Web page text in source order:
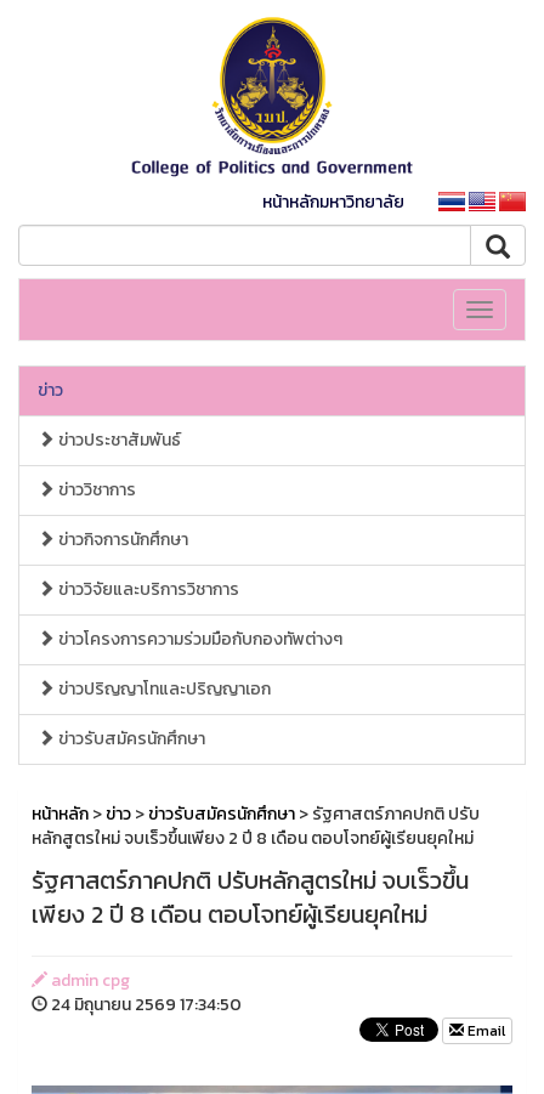
หน้าหลักมหาวิทยาลัย
Toggle
ข่าว
ข่าวประชาสัมพันธ์
ข่าววิชาการ
ข่าวกิจการนักศึกษา
ข่าววิจัยและบริการวิชาการ
ข่าวโครงการความร่วมมือกับกองทัพต่างๆ
ข่าวปริญญาโทและปริญญาเอก
ข่าวรับสมัครนักศึกษา
หน้าหลัก>ข่าว>ข่าวรับสมัครนักศึกษา> รัฐศาสตร์ภาคปกติ ปรับ
หลักสูตรใหม่ จบเร็วขึ้นเพียง 2 ปี 8 เดือน ตอบโจทย์ผู้เรียนยุคใหม่
รัฐศาสตร์ภาคปกติ ปรับหลักสูตรใหม่ จบเร็วขึ้น
เพียง 2 ปี 8 เดือน ตอบโจทย์ผู้เรียนยุคใหม่
admin cpg
24 มิถุนายน 2569 17:34:50
Email